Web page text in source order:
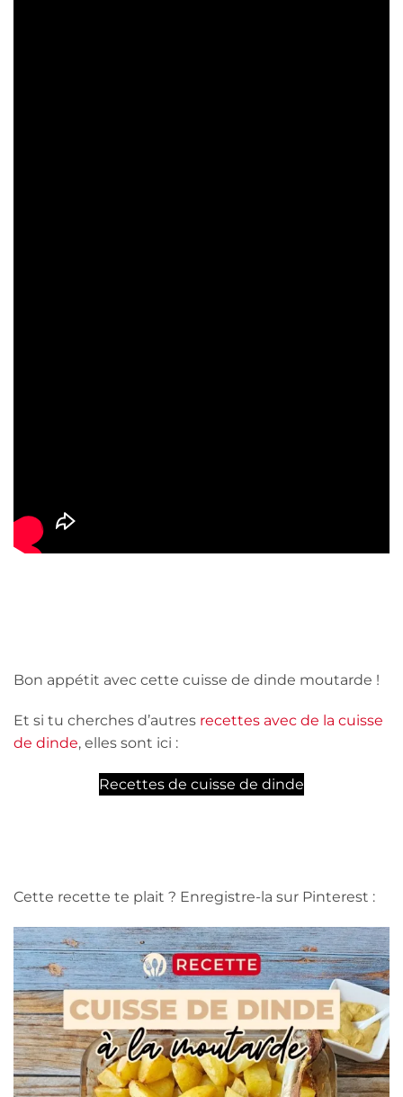
Bon appétit avec cette cuisse de dinde moutarde !
Et si tu cherches d’autres recettes avec de la cuisse
de dinde, elles sont ici :
Recettes de cuisse de dinde
Cette recette te plait ? Enregistre-la sur Pinterest :